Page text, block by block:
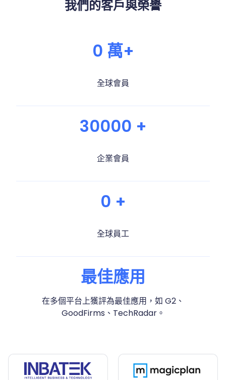
Naver 共同出資的投資基金 (Dattoz) 領投，台杉
(Taiwania Capital)、日本三菱 UFJ 金融集團與台灣
2019
獲得經濟部第五屆潛力中堅企業獎。
Group)、達盈管理顧問及日本 Accord Ventures 共
2016
完成 Pre-A 輪募資，由矽谷的 VenTek Ventures 領
投。
KDAN 凱鈿創立。
我們的客戶與榮譽
0 萬+
全球會員
30000 +
企業會員
0 +
全球員工
最佳應用
在多個平台上獲評為最佳應用，如 G2、
GoodFirms、TechRadar。